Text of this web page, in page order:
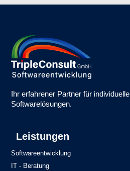
Ihr erfahrener Partner für individuelle
Softwarelösungen.
Leistungen
Softwareentwicklung
IT - Beratung